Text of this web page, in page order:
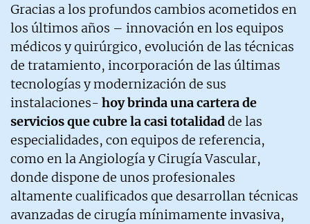
Gracias a los profundos cambios acometidos en
los últimos años – innovación en los equipos
médicos y quirúrgico, evolución de las técnicas
de tratamiento, incorporación de las últimas
tecnologías y modernización de sus
instalaciones- hoy brinda una cartera de
servicios que cubre la casi totalidadde las
especialidades, con equipos de referencia,
como en la Angiología y Cirugía Vascular,
donde dispone de unos profesionales
altamente cualificados que desarrollan técnicas
avanzadas de cirugía mínimamente invasiva,